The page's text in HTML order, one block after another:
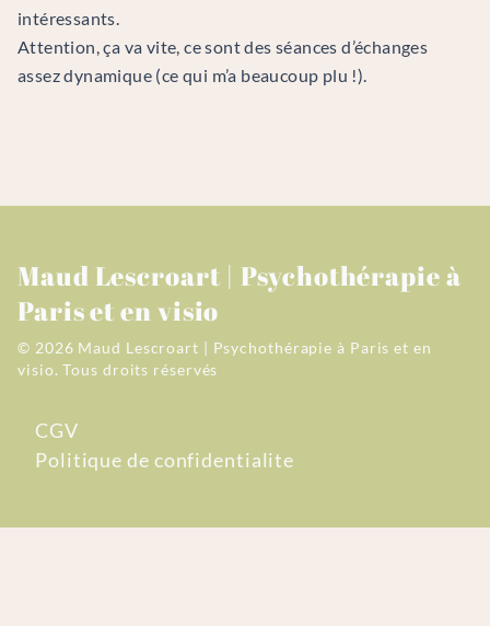
intéressants.
Attention, ça va vite, ce sont des séances d’échanges
assez dynamique (ce qui m’a beaucoup plu !).
Maud Lescroart | Psychothérapie à
Paris et en visio
© 2026 Maud Lescroart | Psychothérapie à Paris et en
visio.Tous droits réservés
CGV
Politique de confidentialite